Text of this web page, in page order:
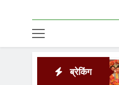
ब्रेकिंग
आज से
22 Hours